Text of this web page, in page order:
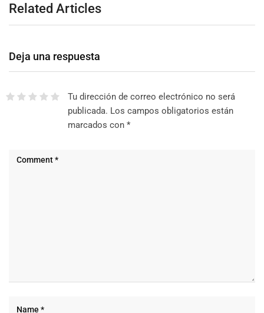
Related Articles
Deja una respuesta
Tu dirección de correo electrónico no será
publicada. Los campos obligatorios están
marcados con *